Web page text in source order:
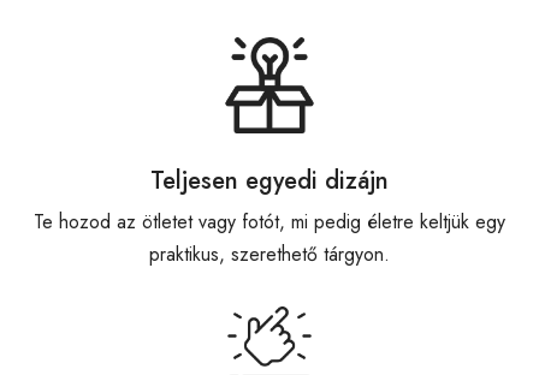
Teljesen egyedi dizájn
Te hozod az ötletet vagy fotót, mi pedig életre keltjük egy
praktikus, szerethető tárgyon.